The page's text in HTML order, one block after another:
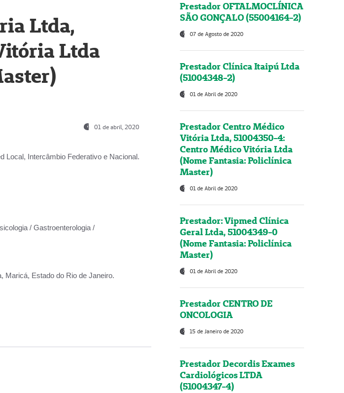
Ltda,
Ltda
01 de abril, 2020
Local, Intercâmbio Federativo e Nacional.
/ Gastroenterologia /
Maricá, Estado do Rio de Janeiro.
Prestador OFTALMOCLÍNICA
SÃO GONÇALO (55004164-2)
07 de Agosto de 2020
Prestador Clínica Itaipú Ltda
(51004348-2)
01 de Abril de 2020
Prestador Centro Médico
Vitória Ltda, 51004350-4:
Centro Médico Vitória Ltda
(Nome Fantasia: Policlínica
Master)
01 de Abril de 2020
Prestador: Vipmed Clínica
Geral Ltda, 51004349-0
(Nome Fantasia: Policlínica
Master)
01 de Abril de 2020
Prestador CENTRO DE
ONCOLOGIA
15 de Janeiro de 2020
Prestador Decordis Exames
Cardiológicos LTDA
(51004347-4)